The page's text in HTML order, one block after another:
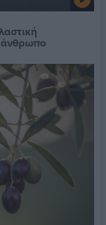
άνθρωπο